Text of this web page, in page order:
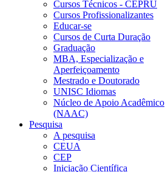
Cursos Técnicos - CEPRU
Cursos Profissionalizantes
Educar-se
Cursos de Curta Duração
Graduação
MBA, Especialização e
Aperfeiçoamento
Mestrado e Doutorado
UNISC Idiomas
Núcleo de Apoio Acadêmico
(NAAC)
Pesquisa
A pesquisa
CEUA
CEP
Iniciação Científica